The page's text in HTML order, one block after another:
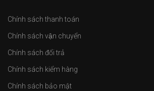
Chính sách thanh toán
Chính sách vận chuyển
Chính sách đổi trả
Chính sách kiểm hàng
Chính sách bảo mật